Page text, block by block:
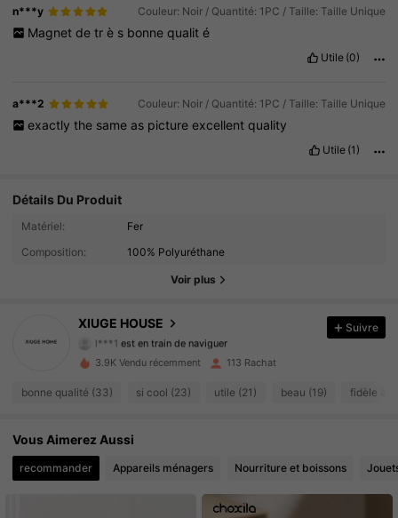
n***y Couleur: Noir / Quantité: 1PC / Taille: Taille Unique
Magnet de tr è s bonne qualit é
Utile (0)
a***2 Couleur: Noir / Quantité: 1PC / Taille: Taille Unique
exactly the same as picture excellent quality
Utile (1)
Détails Du Produit
Matériel:
Fer
Composition:
100% Polyuréthane
Voir plus
XIUGE HOUSE
40 Suiveurs
l***1 est en train de naviguer
4.82
4.82 40 Suiveurs
4.82 40 Suiveurs
4.82
Suivre
3.9K Vendu récemment 113 Rachat
bonne qualité (33) si cool (23) utile (21) beau (19) fidèle à
Vous Aimerez Aussi
recommander Appareils ménagers Nourriture et boissons